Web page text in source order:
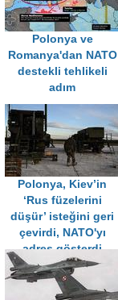
Polonya ve
Romanya'dan NATO
destekli tehlikeli
adım
Polonya, Kiev’in
‘Rus füzelerini
düşür’ isteğini geri
çevirdi, NATO'yı
adres gösterdi